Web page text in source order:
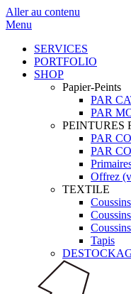
Aller au contenu
Menu
SERVICES
PORTFOLIO
SHOP
Papier-Peints
PAR
PAR
PEINTURES
PAR
PAR
Offrez
TEXTILE
Tapis